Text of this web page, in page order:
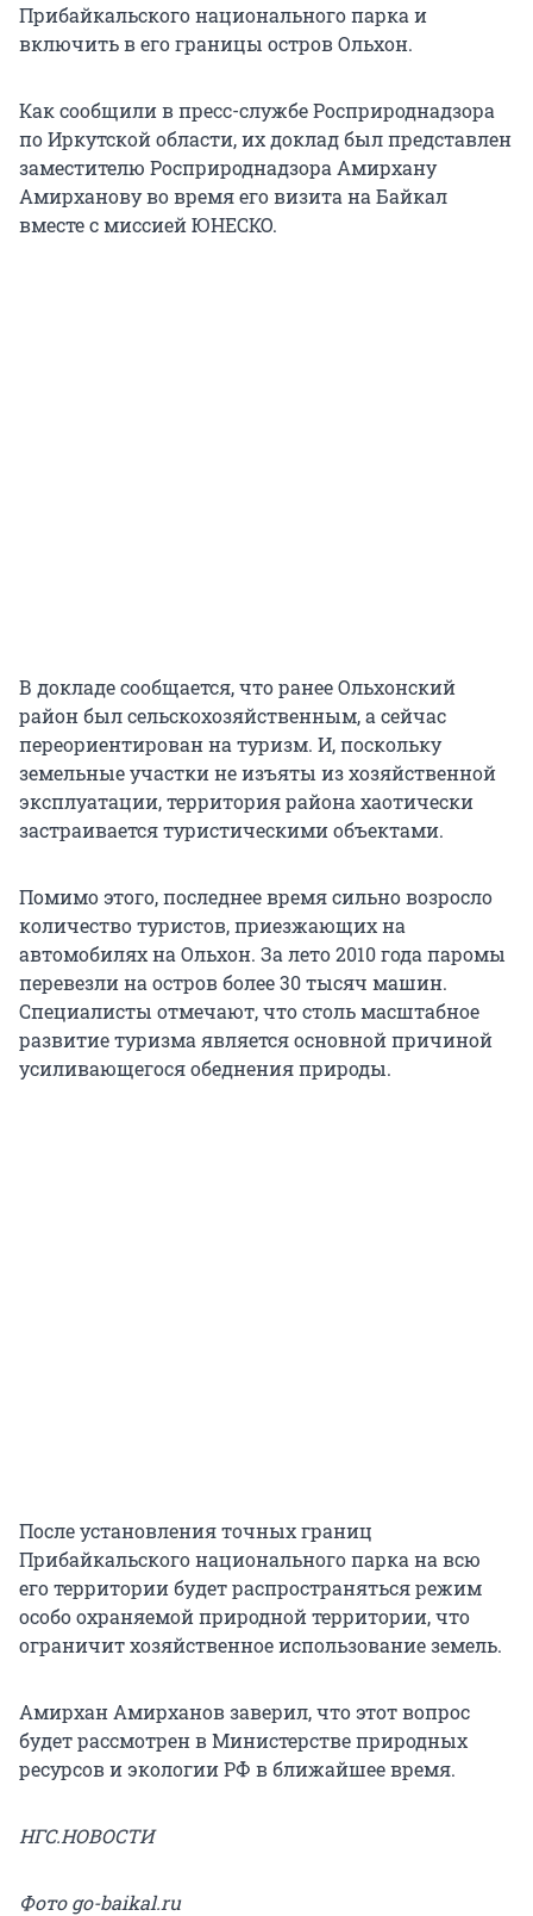
Прибайкальского национального парка и
включить в его границы остров Ольхон.
Как сообщили в пресс-службе Росприроднадзора
по Иркутской области, их доклад был представлен
заместителю Росприроднадзора Амирхану
Амирханову во время его визита на Байкал
вместе с миссией ЮНЕСКО.
В докладе сообщается, что ранее Ольхонский
район был сельскохозяйственным, а сейчас
переориентирован на туризм. И, поскольку
земельные участки не изъяты из хозяйственной
эксплуатации, территория района хаотически
застраивается туристическими объектами.
Помимо этого, последнее время сильно возросло
количество туристов, приезжающих на
автомобилях на Ольхон. За лето 2010 года паромы
перевезли на остров более 30 тысяч машин.
Специалисты отмечают, что столь масштабное
развитие туризма является основной причиной
усиливающегося обеднения природы.
После установления точных границ
Прибайкальского национального парка на всю
его территории будет распространяться режим
особо охраняемой природной территории, что
ограничит хозяйственное использование земель.
Амирхан Амирханов заверил, что этот вопрос
будет рассмотрен в Министерстве природных
ресурсов и экологии РФ в ближайшее время.
НГС.НОВОСТИ
Фото go-baikal.ru